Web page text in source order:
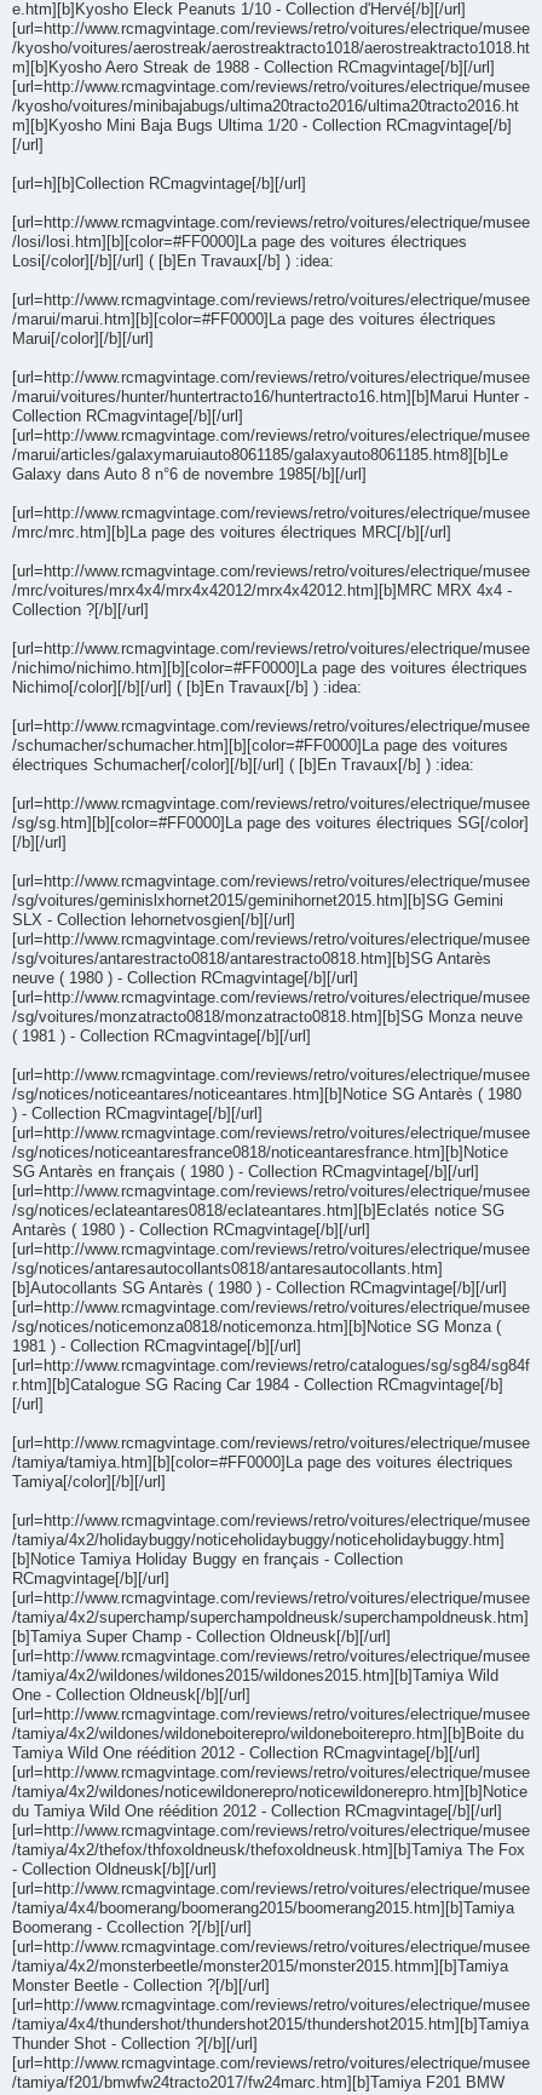
e.htm][b]Kyosho Eleck Peanuts 1/10 - Collection d'Hervé[/b][/url]
[url=http://www.rcmagvintage.com/reviews/retro/voitures/electrique/musee
/kyosho/voitures/aerostreak/aerostreaktracto1018/aerostreaktracto1018.ht
m][b]Kyosho Aero Streak de 1988 - Collection RCmagvintage[/b][/url]
[url=http://www.rcmagvintage.com/reviews/retro/voitures/electrique/musee
/kyosho/voitures/minibajabugs/ultima20tracto2016/ultima20tracto2016.ht
m][b]Kyosho Mini Baja Bugs Ultima 1/20 - Collection RCmagvintage[/b]
[/url]
[url=h][b]Collection RCmagvintage[/b][/url]
[url=http://www.rcmagvintage.com/reviews/retro/voitures/electrique/musee
/losi/losi.htm][b][color=#FF0000]La page des voitures électriques
Losi[/color][/b][/url] ( [b]En Travaux[/b] ) :idea:
[url=http://www.rcmagvintage.com/reviews/retro/voitures/electrique/musee
/marui/marui.htm][b][color=#FF0000]La page des voitures électriques
Marui[/color][/b][/url]
[url=http://www.rcmagvintage.com/reviews/retro/voitures/electrique/musee
/marui/voitures/hunter/huntertracto16/huntertracto16.htm][b]Marui Hunter -
Collection RCmagvintage[/b][/url]
[url=http://www.rcmagvintage.com/reviews/retro/voitures/electrique/musee
/marui/articles/galaxymaruiauto8061185/galaxyauto8061185.htm8][b]Le
Galaxy dans Auto 8 n°6 de novembre 1985[/b][/url]
[url=http://www.rcmagvintage.com/reviews/retro/voitures/electrique/musee
/mrc/mrc.htm][b]La page des voitures électriques MRC[/b][/url]
[url=http://www.rcmagvintage.com/reviews/retro/voitures/electrique/musee
/mrc/voitures/mrx4x4/mrx4x42012/mrx4x42012.htm][b]MRC MRX 4x4 -
Collection ?[/b][/url]
[url=http://www.rcmagvintage.com/reviews/retro/voitures/electrique/musee
/nichimo/nichimo.htm][b][color=#FF0000]La page des voitures électriques
Nichimo[/color][/b][/url] ( [b]En Travaux[/b] ) :idea:
[url=http://www.rcmagvintage.com/reviews/retro/voitures/electrique/musee
/schumacher/schumacher.htm][b][color=#FF0000]La page des voitures
électriques Schumacher[/color][/b][/url] ( [b]En Travaux[/b] ) :idea:
[url=http://www.rcmagvintage.com/reviews/retro/voitures/electrique/musee
/sg/sg.htm][b][color=#FF0000]La page des voitures électriques SG[/color]
[/b][/url]
[url=http://www.rcmagvintage.com/reviews/retro/voitures/electrique/musee
/sg/voitures/geminislxhornet2015/geminihornet2015.htm][b]SG Gemini
SLX - Collection lehornetvosgien[/b][/url]
[url=http://www.rcmagvintage.com/reviews/retro/voitures/electrique/musee
/sg/voitures/antarestracto0818/antarestracto0818.htm][b]SG Antarès
neuve ( 1980 ) - Collection RCmagvintage[/b][/url]
[url=http://www.rcmagvintage.com/reviews/retro/voitures/electrique/musee
/sg/voitures/monzatracto0818/monzatracto0818.htm][b]SG Monza neuve
( 1981 ) - Collection RCmagvintage[/b][/url]
[url=http://www.rcmagvintage.com/reviews/retro/voitures/electrique/musee
/sg/notices/noticeantares/noticeantares.htm][b]Notice SG Antarès ( 1980
) - Collection RCmagvintage[/b][/url]
[url=http://www.rcmagvintage.com/reviews/retro/voitures/electrique/musee
/sg/notices/noticeantaresfrance0818/noticeantaresfrance.htm][b]Notice
SG Antarès en français ( 1980 ) - Collection RCmagvintage[/b][/url]
[url=http://www.rcmagvintage.com/reviews/retro/voitures/electrique/musee
/sg/notices/eclateantares0818/eclateantares.htm][b]Eclatés notice SG
Antarès ( 1980 ) - Collection RCmagvintage[/b][/url]
[url=http://www.rcmagvintage.com/reviews/retro/voitures/electrique/musee
/sg/notices/antaresautocollants0818/antaresautocollants.htm]
[b]Autocollants SG Antarès ( 1980 ) - Collection RCmagvintage[/b][/url]
[url=http://www.rcmagvintage.com/reviews/retro/voitures/electrique/musee
/sg/notices/noticemonza0818/noticemonza.htm][b]Notice SG Monza (
1981 ) - Collection RCmagvintage[/b][/url]
[url=http://www.rcmagvintage.com/reviews/retro/catalogues/sg/sg84/sg84f
r.htm][b]Catalogue SG Racing Car 1984 - Collection RCmagvintage[/b]
[/url]
[url=http://www.rcmagvintage.com/reviews/retro/voitures/electrique/musee
/tamiya/tamiya.htm][b][color=#FF0000]La page des voitures électriques
Tamiya[/color][/b][/url]
[url=http://www.rcmagvintage.com/reviews/retro/voitures/electrique/musee
/tamiya/4x2/holidaybuggy/noticeholidaybuggy/noticeholidaybuggy.htm]
[b]Notice Tamiya Holiday Buggy en français - Collection
RCmagvintage[/b][/url]
[url=http://www.rcmagvintage.com/reviews/retro/voitures/electrique/musee
/tamiya/4x2/superchamp/superchampoldneusk/superchampoldneusk.htm]
[b]Tamiya Super Champ - Collection Oldneusk[/b][/url]
[url=http://www.rcmagvintage.com/reviews/retro/voitures/electrique/musee
/tamiya/4x2/wildones/wildones2015/wildones2015.htm][b]Tamiya Wild
One - Collection Oldneusk[/b][/url]
[url=http://www.rcmagvintage.com/reviews/retro/voitures/electrique/musee
/tamiya/4x2/wildones/wildoneboiterepro/wildoneboiterepro.htm][b]Boite du
Tamiya Wild One réédition 2012 - Collection RCmagvintage[/b][/url]
[url=http://www.rcmagvintage.com/reviews/retro/voitures/electrique/musee
/tamiya/4x2/wildones/noticewildonerepro/noticewildonerepro.htm][b]Notice
du Tamiya Wild One réédition 2012 - Collection RCmagvintage[/b][/url]
[url=http://www.rcmagvintage.com/reviews/retro/voitures/electrique/musee
/tamiya/4x2/thefox/thfoxoldneusk/thefoxoldneusk.htm][b]Tamiya The Fox
- Collection Oldneusk[/b][/url]
[url=http://www.rcmagvintage.com/reviews/retro/voitures/electrique/musee
/tamiya/4x4/boomerang/boomerang2015/boomerang2015.htm][b]Tamiya
Boomerang - Ccollection ?[/b][/url]
[url=http://www.rcmagvintage.com/reviews/retro/voitures/electrique/musee
/tamiya/4x2/monsterbeetle/monster2015/monster2015.htmm][b]Tamiya
Monster Beetle - Collection ?[/b][/url]
[url=http://www.rcmagvintage.com/reviews/retro/voitures/electrique/musee
/tamiya/4x4/thundershot/thundershot2015/thundershot2015.htm][b]Tamiya
Thunder Shot - Collection ?[/b][/url]
[url=http://www.rcmagvintage.com/reviews/retro/voitures/electrique/musee
/tamiya/f201/bmwfw24tracto2017/fw24marc.htm][b]Tamiya F201 BMW